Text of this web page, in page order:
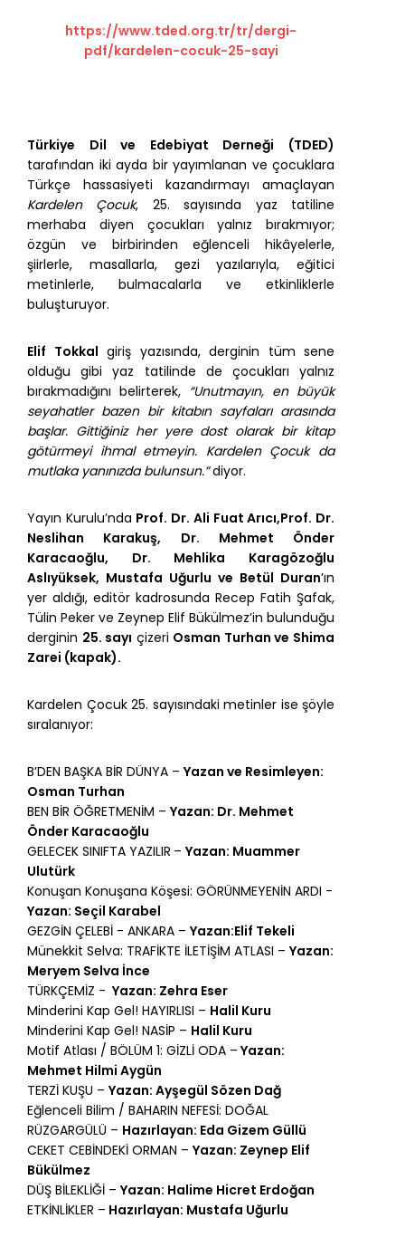
https://www.tded.org.tr/tr/dergi-
pdf/kardelen-cocuk-25-sayi
Türkiye Dil ve Edebiyat Derneği (TDED)
tarafından iki ayda bir yayımlanan ve çocuklara
Türkçe hassasiyeti kazandırmayı amaçlayan
Kardelen Çocuk, 25. sayısında yaz tatiline
merhaba diyen çocukları yalnız bırakmıyor;
özgün ve birbirinden eğlenceli hikâyelerle,
şiirlerle, masallarla, gezi yazılarıyla, eğitici
metinlerle, bulmacalarla ve etkinliklerle
buluşturuyor.
Elif Tokkal giriş yazısında, derginin tüm sene
olduğu gibi yaz tatilinde de çocukları yalnız
bırakmadığını belirterek, “Unut­mayın, en büyük
seyahatler bazen bir kitabın sayfaları arasında
başlar. Gittiğiniz her yere dost olarak bir kitap
götürmeyi ihmal etmeyin. Kardelen Çocuk da
mutlaka yanınızda bulunsun.”diyor.
Yayın Kurulu’nda Prof. Dr. Ali Fuat Arıcı,Prof. Dr.
Neslihan Karakuş, Dr. Mehmet Önder
Karacaoğlu, Dr. Mehlika Karagözoğlu
Aslıyüksek, Mustafa Uğurlu ve Betül Duran’ın
yer aldığı, editör kadrosunda Recep Fatih Şafak,
Tülin Peker ve Zeynep Elif Bükülmez’in bulunduğu
derginin 25. sayı çizeri Osman Turhan ve Shima
Zarei (kapak).
Kardelen Çocuk 25. sayısındaki metinler ise şöyle
sıralanıyor:
B’DEN BAŞKA BİR DÜNYA –Yazan ve Resimleyen:
Osman Turhan
BEN BİR ÖĞRETMENİM –Yazan: Dr. Mehmet
Önder Karacaoğlu
GELECEK SINIFTA YAZILIR –Yazan: Muammer
Ulutürk
Konuşan Konuşana Köşesi: GÖRÜNMEYENİN ARDI -
Yazan: Seçil Karabel
GEZGİN ÇELEBİ - ANKARA –Yazan:Elif Tekeli
Münekkit Selva: TRAFİKTE İLETİŞİM ATLASI –Yazan:
Meryem Selva İnce
TÜRKÇEMİZ - Yazan: Zehra Eser
Minderini Kap Gel! HAYIRLISI – Halil Kuru
Minderini Kap Gel! NASİP – Halil Kuru
Motif Atlası / BÖLÜM 1: GİZLİ ODA –Yazan:
Mehmet Hilmi Aygün
TERZİ KUŞU –Yazan: Ayşegül Sözen Dağ
Eğlenceli Bilim / BAHARIN NEFESİ: DOĞAL
RÜZGARGÜLÜ – Hazırlayan: Eda Gizem Güllü
CEKET CEBİNDEKİ ORMAN –Yazan: Zeynep Elif
Bükülmez
DÜŞ BİLEKLİĞİ –Yazan: Halime Hicret Erdoğan
ETKİNLİKLER – Hazırlayan: Mustafa Uğurlu